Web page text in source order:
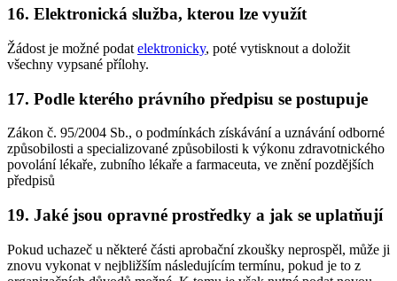
16. Elektronická služba, kterou lze využít
Žádost je možné podat elektronicky, poté vytisknout a doložit
všechny vypsané přílohy.
17. Podle kterého právního předpisu se postupuje
Zákon č. 95/2004 Sb., o podmínkách získávání a uznávání odborné
způsobilosti a specializované způsobilosti k výkonu zdravotnického
povolání lékaře, zubního lékaře a farmaceuta, ve znění pozdějších
předpisů
19. Jaké jsou opravné prostředky a jak se uplatňují
Pokud uchazeč u některé části aprobační zkoušky neprospěl, může ji
znovu vykonat v nejbližším následujícím termínu, pokud je to z